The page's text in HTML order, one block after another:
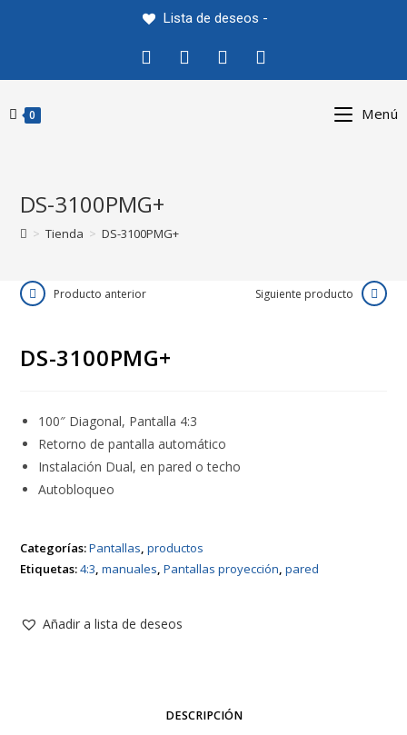
Lista de deseos -
0 Menú
DS-3100PMG+
> Tienda > DS-3100PMG+
Producto anterior Siguiente producto
DS-3100PMG+
100″ Diagonal, Pantalla 4:3
Retorno de pantalla automático
Instalación Dual, en pared o techo
Autobloqueo
Categorías:Pantallas,productos
Etiquetas:4:3,manuales,Pantallas proyección,pared
Añadir a lista de deseos
DESCRIPCIÓN